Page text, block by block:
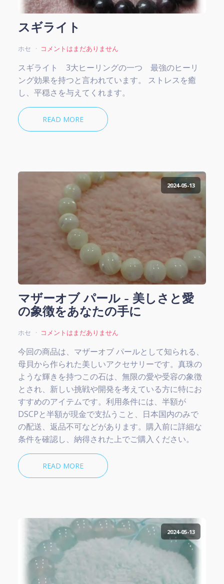
スギライト
ホセ コメントはまだありません
スギライト 3大ヒーリングの一つ 最強のヒーリ
ング効果を持つと言われています。 ストレスを癒
し、平穏さを与えてくれます。
READ MORE
2024-05-13
マザーオブ パール - 美しさと愛
の象徴をあなたの手に
ホセ コメントはまだありません
今回の商品は、マザーオブ パールとして知られる、
母貝から作られた美しいアクセサリーです。真珠の
ような輝きを持つこの石は、無限の愛や受容の象徴
とされ、新しい挑戦や開発を考えている方に特にお
すすめのアイテムです。利用条件には、半額が
DSCPと半額が現金で支払うこと、日本国内のみで
の配送、返品不可などがあります。購入前に詳細な
条件を確認し、納得された上でご購入ください。
READ MORE
2024-05-13